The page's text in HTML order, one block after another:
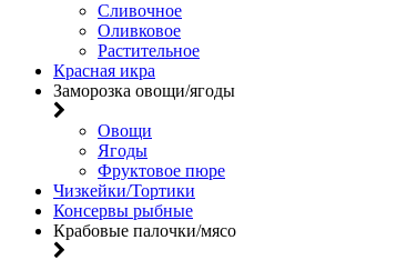
Сливочное
Оливковое
Растительное
Красная икра
Заморозка овощи/ягоды
Овощи
Ягоды
Фруктовое пюре
Чизкейки/Тортики
Консервы рыбные
Крабовые палочки/мясо